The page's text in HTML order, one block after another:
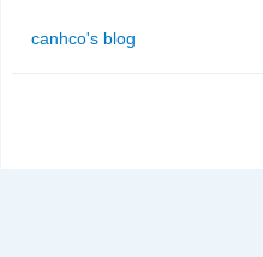
canhco's blog